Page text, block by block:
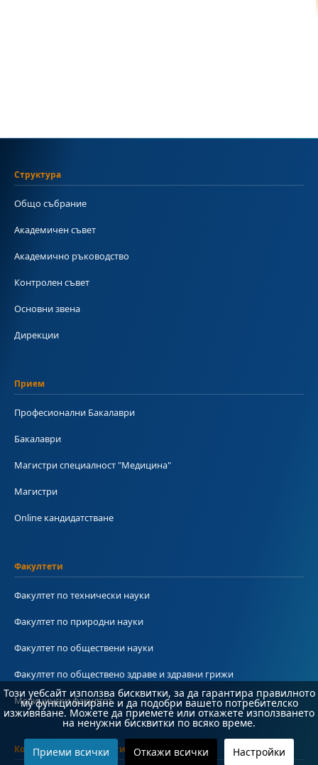
Структура
Общо събрание
Академичен съвет
Академично ръководство
Контролен съвет
Основни звена
Дирекции
Прием
Професионални Бакалаври
Бакалаври
Магистри специалност "Медицина"
Магистри
Online кандидатстване
Факултети
Факултет по технически науки
Факултет по природни науки
Факултет по обществени науки
Факултет по обществено здраве и здравни грижи
Медицински факултет
Колежи и департаменти
Този уебсайт използва бисквитки, за да гарантира правилното
му функциониране и да подобри вашето потребителско
изживяване. Можете да приемете или откажете използването
на ненужни бисквитки по всяко време.
Приеми всички Откажи всички Настройки